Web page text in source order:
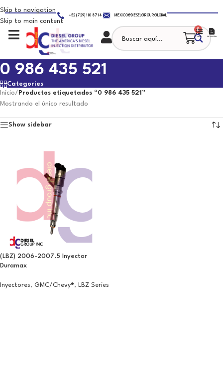
Skip to navigation
Skip to main content
+52 (729) 110 8714 MEXICO@DIESELGROUP.GLOBAL
0
0 986 435 521
Categories
Inicio/ Productos etiquetados “0 986 435 521”
Mostrando el único resultado
Show sidebar
(LBZ) 2006-2007.5 Inyector
Duramax
Inyectores, GMC/Chevy®, LBZ Series